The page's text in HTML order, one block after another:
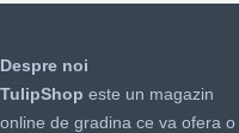
Despre noi
TulipShop este un magazin
online de gradina ce va ofera o